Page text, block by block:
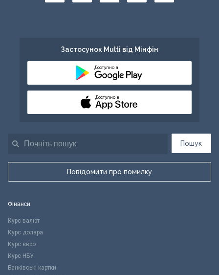
Пошук
Повідомити про помилку
Застосунок Multi від Мінфін
Доступно в
Доступно в
Фінанси
Курс валют
Курс долара
Курс євро
Курс НБУ
Банківські картки